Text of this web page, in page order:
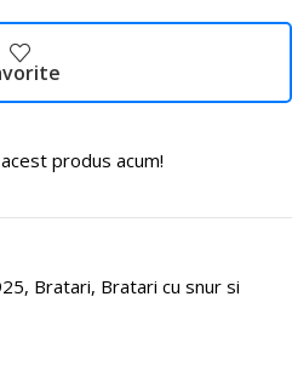
produs acum!
, Bratari, Bratari cu snur si